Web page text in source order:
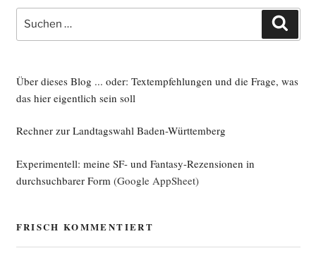
Suche
nach:
Über dieses Blog ... oder: Textempfehlungen und die Frage, was
das hier eigentlich sein soll
Rechner zur Landtagswahl Baden-Württemberg
Experimentell: meine SF- und Fantasy-Rezensionen in
durchsuchbarer Form (Google AppSheet)
FRISCH KOMMENTIERT